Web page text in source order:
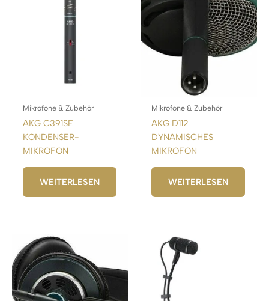
Mikrofone & Zubehör
AKG C391SE
KONDENSER-
MIKROFON
WEITERLESEN
Mikrofone & Zubehör
AKG D112
DYNAMISCHES
MIKROFON
WEITERLESEN